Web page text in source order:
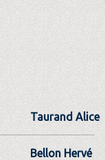
Taurand Alice
Bellon Hervé